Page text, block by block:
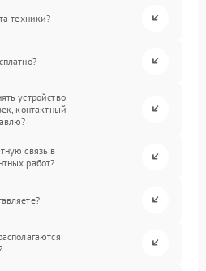
техники?
устройство
контактный
связь в
работ?